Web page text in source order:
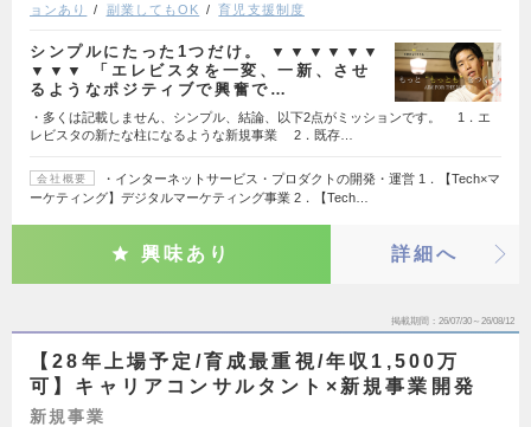
ョンあり
副業してもOK 育児支援制度
シンプルにたった1つだけ。 ▼▼▼▼▼▼
▼▼▼ 「エレビスタを一変、一新、させ
るようなポジティブで興奮で…
・多くは記載しません、シンプル、結論、以下2点がミッションです。 1．エ
レビスタの新たな柱になるような新規事業 2．既存…
会社概要
・インターネットサービス・プロダクトの開発・運営 1．【Tech×マ
ーケティング】デジタルマーケティング事業 2．【Tech…
興味あり 詳細へ
掲載期間 26/07/30～26/08/12
【28年上場予定/育成最重視/年収1,500万
可】キャリアコンサルタント×新規事業開発
新規事業